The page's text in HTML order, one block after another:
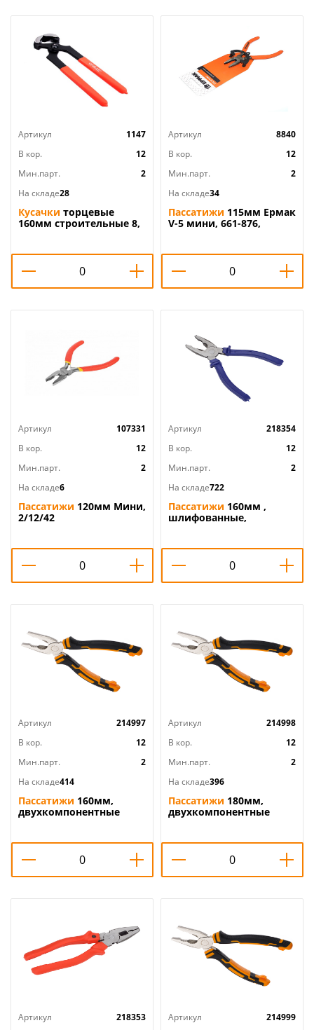
Артикул
1147
В кор.
12
Мин.парт.
2
На складе28
Кусачки торцевые
160мм строительные 8,
Артикул
8840
В кор.
12
Мин.парт.
2
На складе34
Пассатижи 115мм Ермак
V-5 мини, 661-876,
Артикул
107331
В кор.
12
Мин.парт.
2
На складе6
Пассатижи 120мм Мини,
2/12/42
Артикул
218354
В кор.
12
Мин.парт.
2
На складе722
Пассатижи 160мм ,
шлифованные,
плоскогубцы, 2/6/60
Артикул
214997
В кор.
12
Мин.парт.
2
На складе414
Пассатижи 160мм,
двухкомпонентные
Артикул
214998
В кор.
12
Мин.парт.
2
На складе396
Пассатижи 180мм,
двухкомпонентные
Артикул
218353
Артикул
214999